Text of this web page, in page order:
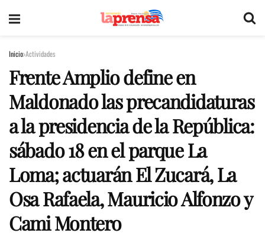
Inicio Actividades
Frente Amplio define en
Maldonado las precandidaturas
a la presidencia de la República:
sábado 18 en el parque La
Loma; actuarán El Zucará, La
Osa Rafaela, Mauricio Alfonzo y
Cami Montero